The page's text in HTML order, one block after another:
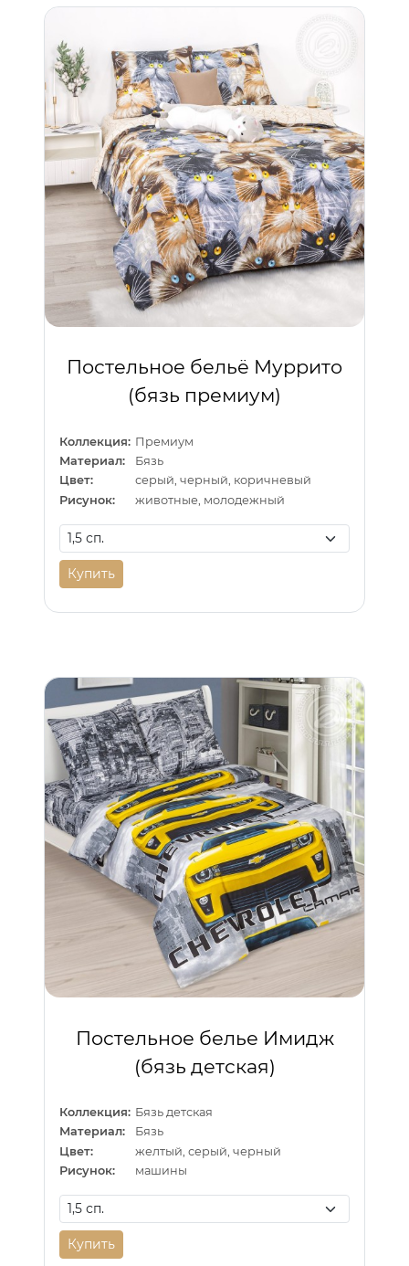
Постельное бельё Муррито
(бязь премиум)
Коллекция: Премиум
Материал:
Бязь
Цвет:
серый, черный, коричневый
Рисунок:
животные, молодежный
Купить
Постельное белье Имидж
(бязь детская)
Коллекция: Бязь детская
Материал:
Бязь
Цвет:
желтый, серый, черный
Рисунок:
машины
Купить